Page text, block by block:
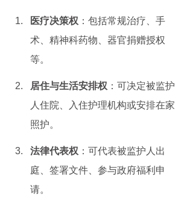
医疗决策权 ：包括常规治疗、手
术、精神科药物、器官捐赠授权
等。
居住与生活安排权 ：可决定被监护
人住院、入住护理机构或安排在家
照护。
法律代表权 ：可代表被监护人出
庭、签署文件、参与政府福利申
请。